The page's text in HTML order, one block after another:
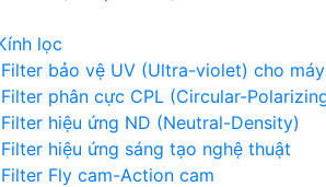
lọc
bảo vệ UV (Ultra-violet) cho
phân cực CPL (Circular-
hiệu ứng ND (Neutral-Density)
hiệu ứng sáng tạo nghệ thuật
Fly cam-Action cam